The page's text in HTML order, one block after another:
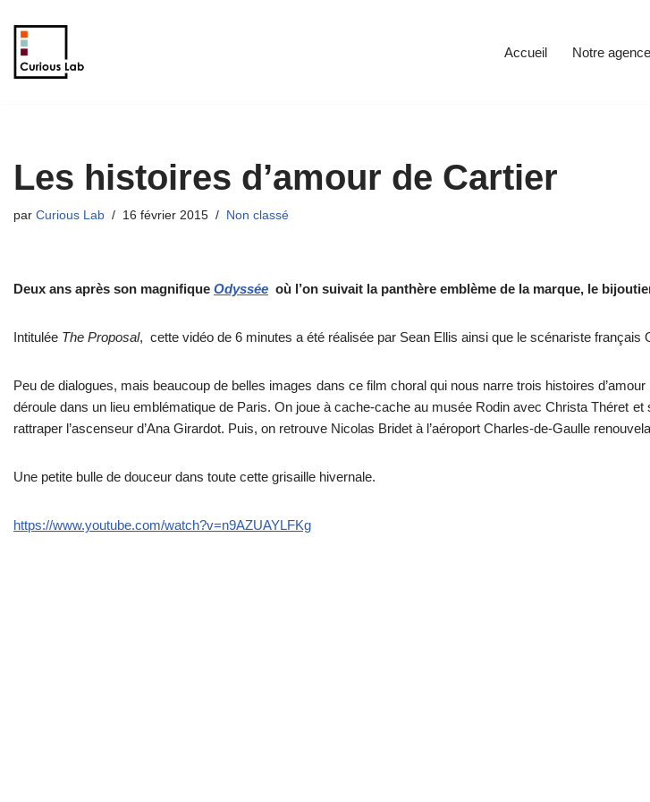
Aller
au
Accueil Notre agence
Les histoires d’amour de Cartier
par Curious Lab 16 février 2015 Non classé
Deux ans après son magnifique Odyssée où l’on suivait la panthère emblème de la marque, le
Intitulée The Proposal, cette vidéo de 6 minutes a été réalisée par Sean Ellis ainsi que le scénariste français
Peu de dialogues, mais beaucoup de belles images dans ce film choral qui nous narre trois histoires
déroule dans un lieu emblématique de Paris. On joue à cache-cache au musée Rodin avec Christa Théret
rattraper l’ascenseur d’Ana Girardot. Puis, on retrouve Nicolas Bridet à l’aéroport Charles-de-Gaulle
Une petite bulle de douceur dans toute cette grisaille hivernale.
https://www.youtube.com/watch?v=n9AZUAYLFKg